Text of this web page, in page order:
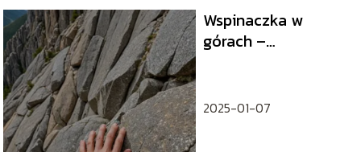
Wspinaczka w
górach –
skalnych wyzwań
2025-01-07